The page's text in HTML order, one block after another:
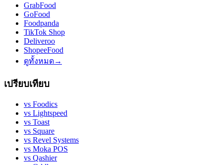
GrabFood
GoFood
Foodpanda
TikTok Shop
Deliveroo
ShopeeFood
ดูทั้งหมด→
เปรียบเทียบ
vs Foodics
vs Lightspeed
vs Toast
vs Square
vs Revel Systems
vs Moka POS
vs Qashier